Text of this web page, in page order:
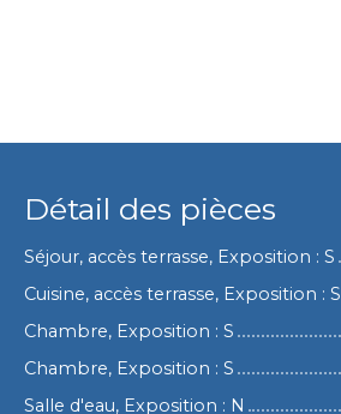
Détail des pièces
Séjour, accès terrasse, Exposition : S
Cuisine, accès terrasse, Exposition : S
Chambre, Exposition : S
Chambre, Exposition : S
Salle d'eau, Exposition : N